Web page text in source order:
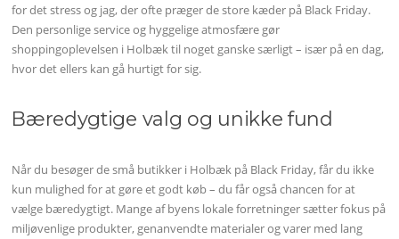
for det stress og jag, der ofte præger de store kæder på Black Friday.
Den personlige service og hyggelige atmosfære gør
shoppingoplevelsen i Holbæk til noget ganske særligt – især på en dag,
hvor det ellers kan gå hurtigt for sig.
Bæredygtige valg og unikke fund
Når du besøger de små butikker i Holbæk på Black Friday, får du ikke
kun mulighed for at gøre et godt køb – du får også chancen for at
vælge bæredygtigt. Mange af byens lokale forretninger sætter fokus på
miljøvenlige produkter, genanvendte materialer og varer med lang